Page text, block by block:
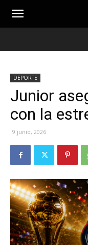
DEPORTE
Junior
con la
9 junio, 2026